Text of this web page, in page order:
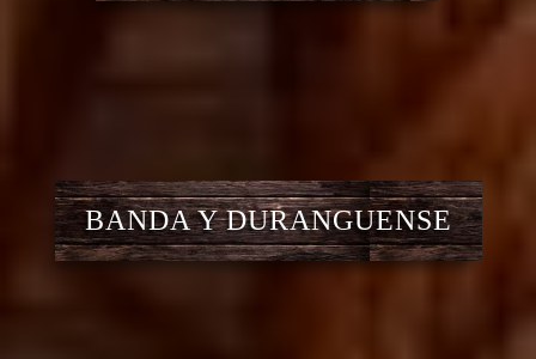
BANDA Y DURANGUENSE